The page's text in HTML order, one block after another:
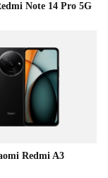
Note 14 Pro 5G
Redmi A3